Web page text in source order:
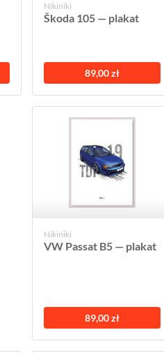
Nikiniki
Škoda 105 — plakat
89,00 zł
Nikiniki
VW Passat B5 — plakat
89,00 zł